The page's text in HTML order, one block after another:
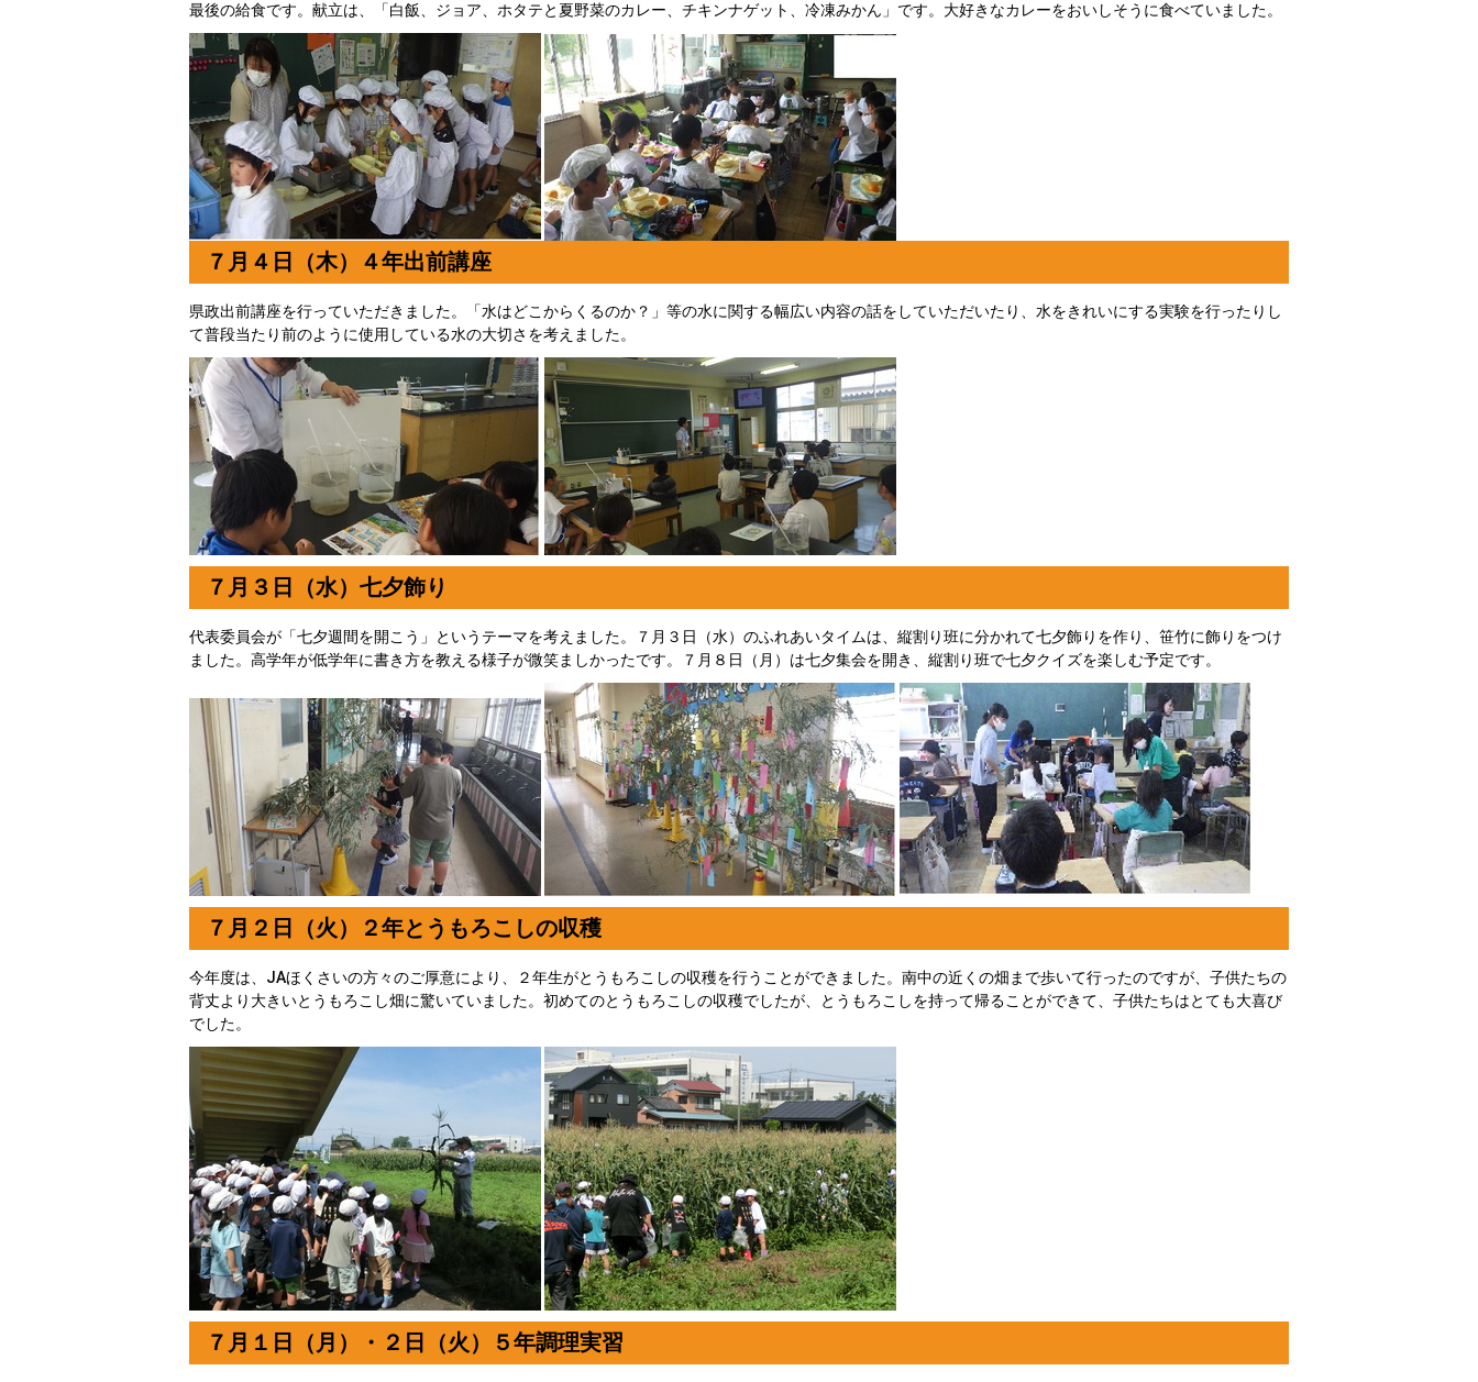
最後の給食です。献立は、「白飯、ジョア、ホタテと夏野菜のカレー、チキンナゲット、冷凍みかん」です。大好きなカレーをおいしそうに食べていました。
７月４日（木）４年出前講座
県政出前講座を行っていただきました。「水はどこからくるのか？」等の水に関する幅広い内容の話をしていただいたり、水をきれいにする実験を行ったりし
て普段当たり前のように使用している水の大切さを考えました。
７月３日（水）七夕飾り
代表委員会が「七夕週間を開こう」というテーマを考えました。７月３日（水）のふれあいタイムは、縦割り班に分かれて七夕飾りを作り、笹竹に飾りをつけ
ました。高学年が低学年に書き方を教える様子が微笑ましかったです。７月８日（月）は七夕集会を開き、縦割り班で七夕クイズを楽しむ予定です。
７月２日（火）２年とうもろこしの収穫
今年度は、JAほくさいの方々のご厚意により、２年生がとうもろこしの収穫を行うことができました。南中の近くの畑まで歩いて行ったのですが、子供たちの
背丈より大きいとうもろこし畑に驚いていました。初めてのとうもろこしの収穫でしたが、とうもろこしを持って帰ることができて、子供たちはとても大喜び
でした。
７月１日（月）・２日（火）５年調理実習